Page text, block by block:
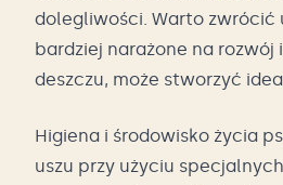
dolegliwości. Warto zwrócić
bardziej narażone na
deszczu, może stworzyć
Higiena i środowisko życia
uszu przy użyciu